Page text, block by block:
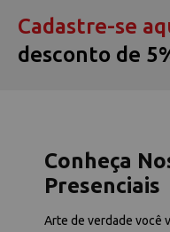
Cadastre-se
desconto de
Conheça
Presenciais
Arte de verdade você